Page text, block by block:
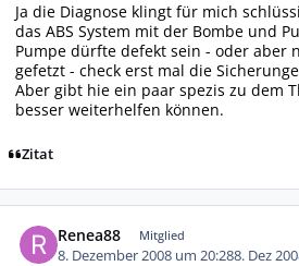
Ja die Diagnose klingt für mich
das ABS System mit der Bombe und
Pumpe dürfte defekt sein - oder aber
gefetzt - check erst mal die
Aber gibt hie ein paar spezis zu dem
besser weiterhelfen können.
Zitat
Renea88 Mitglied
8. Dezember 2008 um 20:288. Dez